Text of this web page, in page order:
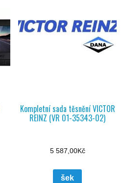
Kompletní sada těsnění VICTOR
REINZ (VR 01-35343-02)
5 587,00Kč
šek